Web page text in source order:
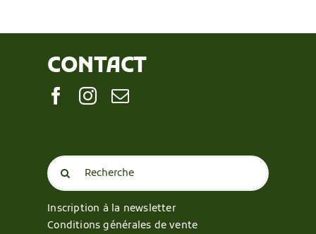
CONTACT
Search
for:
Inscription à la newsletter
Conditions générales de vente